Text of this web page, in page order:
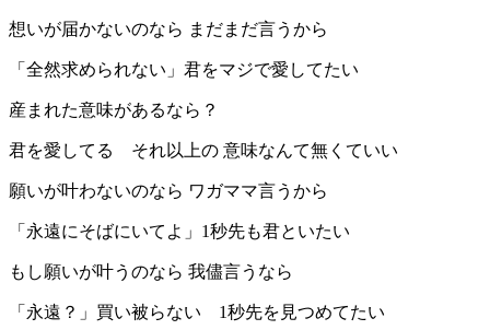
想いが届かないのなら まだまだ言うから
「全然求められない」君をマジで愛してたい
産まれた意味があるなら？
君を愛してる それ以上の 意味なんて無くていい
願いが叶わないのなら ワガママ言うから
「永遠にそばにいてよ」1秒先も君といたい
もし願いが叶うのなら 我儘言うなら
「永遠？」買い被らない 1秒先を見つめてたい